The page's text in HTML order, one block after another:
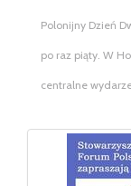
Polonijny Dzień
po raz piąty. W
centralne